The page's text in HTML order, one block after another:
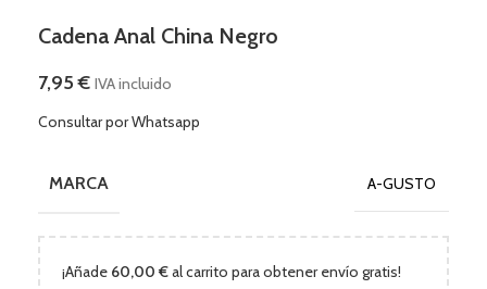
Cadena Anal China Negro
7,95€ IVA incluido
Consultar por Whatsapp
MARCA A-GUSTO
¡Añade 60,00 €al carrito para obtener envío gratis!